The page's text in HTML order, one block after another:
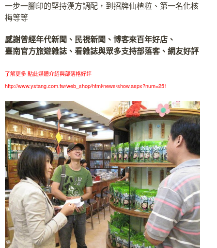
一步一腳印的堅持漢方調配，到招牌仙楂粒、第一名化核
梅等等
感謝曾經年代新聞、民視新聞、博客來百年好店、
臺南官方旅遊雜誌、看雜誌與眾多支持部落客、網友好評
了解更多 點此媒體介紹與部落格好評
http://www.ystang.com.tw/web_shop/html/news/show.aspx?num=251